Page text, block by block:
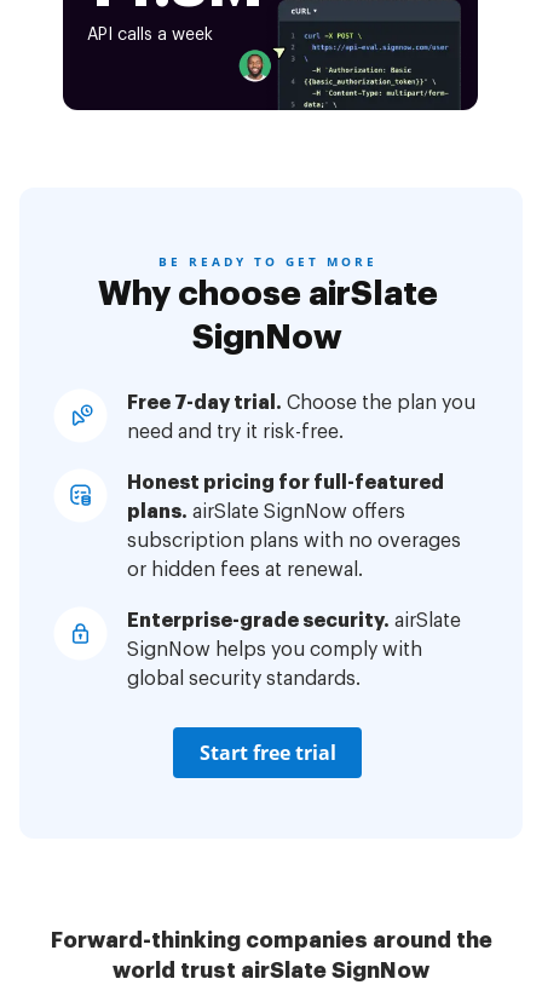
API calls a week
BE READY TO GET MORE
Why choose airSlate
SignNow
Free 7-day trial. Choose the plan you
need and try it risk-free.
Honest pricing for full-featured
plans. airSlate SignNow offers
subscription plans with no overages
or hidden fees at renewal.
Enterprise-grade security. airSlate
SignNow helps you comply with
global security standards.
Start free trial
Forward-thinking companies around the
world trust airSlate SignNow